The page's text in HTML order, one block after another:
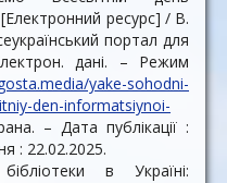
[Електронний ресурс] / В.
портал для
дані. – Режим
yake-sohodni-
den-informatsiynoi-
– Дата публікації :
: 22.02.2025.
в Україні: